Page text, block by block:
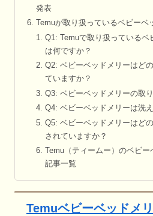
発表
Temuが取り扱っているベビー
Q1: Temuで取り扱っているベ
は何ですか？
Q2: ベビーベッドメリーはど
ていますか？
Q3: ベビーベッドメリーの取
Q4: ベビーベッドメリーは洗
Q5: ベビーベッドメリーはど
されていますか？
Temu（ティームー）のベビ
記事一覧
Temuベビーベッドメ